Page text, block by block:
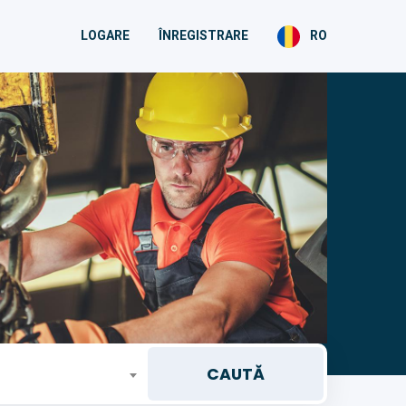
LOGARE ÎNREGISTRARE RO